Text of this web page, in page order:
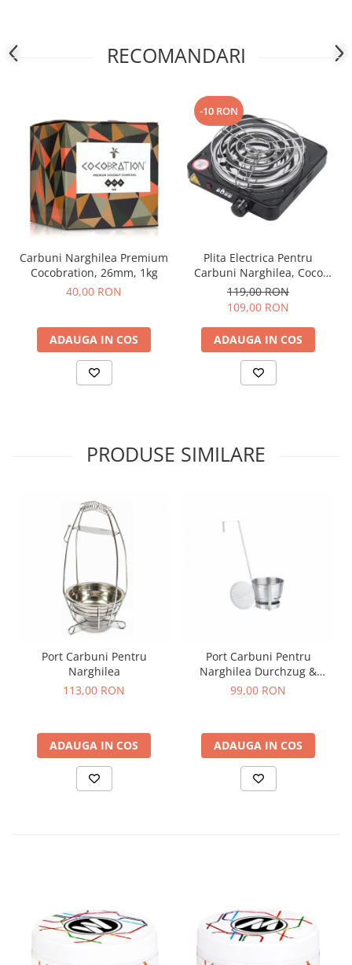
RECOMANDARI
Carbuni Narghilea Premium
Cocobration, 26mm, 1kg
40,00 RON
ADAUGA IN COS
-10 RON
Plita Electrica Pentru
Carbuni Narghilea, Coco
Boss, 1000W
119,00 RON
109,00 RON
ADAUGA IN COS
PRODUSE SIMILARE
Port Carbuni Pentru
Narghilea
113,00 RON
ADAUGA IN COS
Port Carbuni Pentru
Narghilea Durchzug &
Gitter
99,00 RON
ADAUGA IN COS